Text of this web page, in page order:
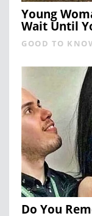
Young
Wait Until
GOOD TO
Do You